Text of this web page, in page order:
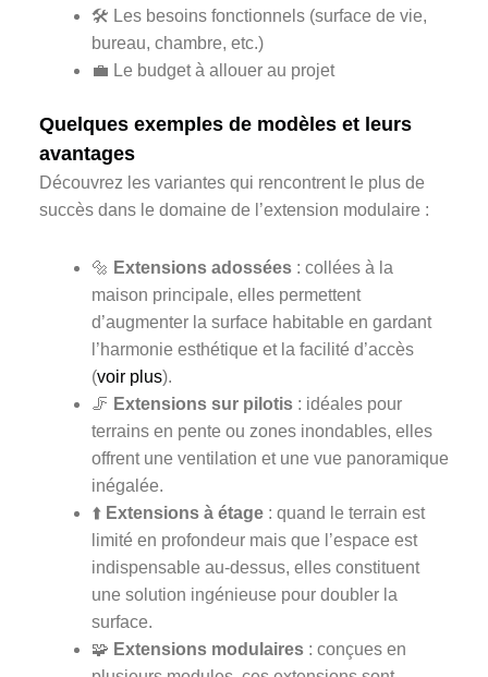
🛠️ Les besoins fonctionnels (surface de vie,
bureau, chambre, etc.)
💼 Le budget à allouer au projet
Quelques exemples de modèles et leurs
avantages
Découvrez les variantes qui rencontrent le plus de
succès dans le domaine de l’extension modulaire :
🔩 Extensions adossées : collées à la
maison principale, elles permettent
d’augmenter la surface habitable en gardant
l’harmonie esthétique et la facilité d’accès
(voir plus).
🦵 Extensions sur pilotis : idéales pour
terrains en pente ou zones inondables, elles
offrent une ventilation et une vue panoramique
inégalée.
⬆️ Extensions à étage : quand le terrain est
limité en profondeur mais que l’espace est
indispensable au-dessus, elles constituent
une solution ingénieuse pour doubler la
surface.
🧩 Extensions modulaires : conçues en